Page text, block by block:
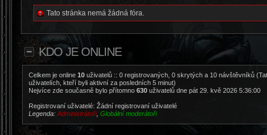
Tato stránka nemá žádná fóra.
KDO JE ONLINE
Celkem je online 10 uživatelů :: 0 registrovaných, 0 skrytých a 10 návštěvníků
uživatelích, kteří byli aktivní za posledních 5 minut)
Nejvíce zde současně bylo přítomno 630 uživatelů dne pát 29. kvě 2026 5:36:00
Registrovaní uživatelé: Žádní registrovaní uživatelé
Legenda: Administrátoři, Globální moderátoři